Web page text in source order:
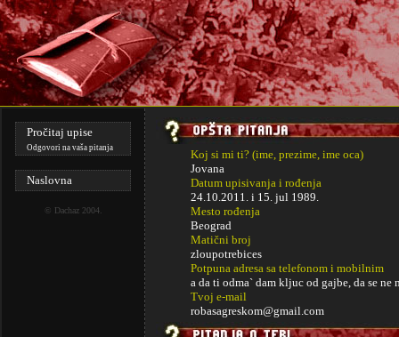
Pročitaj upise
Odgovori na vaša pitanja
Naslovna
© Dachaz2004.
Koj si mi ti? (ime, prezime, ime oca)
Jovana
Datum upisivanja i rođenja
24.10.2011. i 15. jul 1989.
Mesto rođenja
Beograd
Matični broj
zloupotrebices
Potpuna adresa sa telefonom i mobilnim
a da ti odma` dam kljuc od gajbe, da se ne
Tvoj e-mail
robasagreskom@gmail.com